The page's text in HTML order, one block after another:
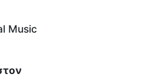
Music